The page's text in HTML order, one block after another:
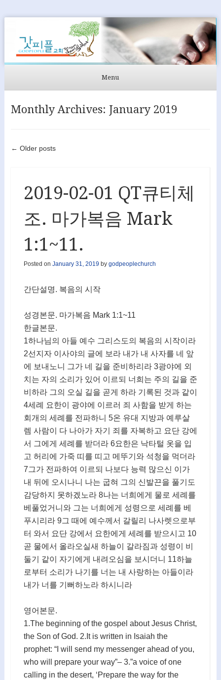
GODPEOPLE
머무르는 곳에서 아굴라와 브리스길라처럼 GODPEOPLE을
Menu
Monthly Archives: January 2019
Post navigation
← Older posts
2019-02-01 QT큐티체
조. 마가복음 Mark
1:1~11.
Posted on January 31, 2019 by godpeoplechurch
간단설명. 복음의 시작
성경본문. 마가복음 Mark 1:1~11
한글본문.
1하나님의 아들 예수 그리스도의 복음의 시작이라
2선지자 이사야의 글에 보라 내가 내 사자를 네 앞
에 보내노니 그가 네 길을 준비하리라 3광야에 외
치는 자의 소리가 있어 이르되 너희는 주의 길을 준
비하라 그의 오실 길을 곧게 하라 기록된 것과 같이
4세례 요한이 광야에 이르러 죄 사함을 받게 하는
회개의 세례를 전파하니 5온 유대 지방과 예루살
렘 사람이 다 나아가 자기 죄를 자복하고 요단 강에
서 그에게 세례를 받더라 6요한은 낙타털 옷을 입
고 허리에 가죽 띠를 띠고 메뚜기와 석청을 먹더라
7그가 전파하여 이르되 나보다 능력 많으신 이가
내 뒤에 오시나니 나는 굽혀 그의 신발끈을 풀기도
감당하지 못하겠노라 8나는 너희에게 물로 세례를
베풀었거니와 그는 너희에게 성령으로 세례를 베
푸시리라 9그 때에 예수께서 갈릴리 나사렛으로부
터 와서 요단 강에서 요한에게 세례를 받으시고 10
곧 물에서 올라오실새 하늘이 갈라짐과 성령이 비
둘기 같이 자기에게 내려오심을 보시더니 11하늘
로부터 소리가 나기를 너는 내 사랑하는 아들이라
내가 너를 기뻐하노라 하시니라
영어본문.
1.The beginning of the gospel about Jesus Christ,
the Son of God. 2.It is written in Isaiah the
prophet: “I will send my messenger ahead of you,
who will prepare your way”– 3.”a voice of one
calling in the desert, ‘Prepare the way for the